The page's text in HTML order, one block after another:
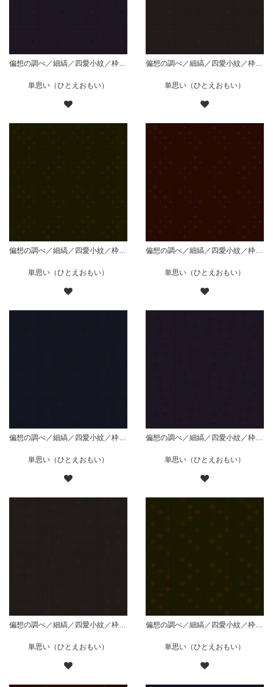
偏想の調べ／細縞／四愛小紋／枠無散り／紫
単思い（ひとえおもい）
偏想の調べ／細縞／四愛小紋／枠無散り／黒
単思い（ひとえおもい）
偏想の調べ／細縞／四愛小紋／枠有斜組／緑
単思い（ひとえおもい）
偏想の調べ／細縞／四愛小紋／枠有斜組／赤
単思い（ひとえおもい）
偏想の調べ／細縞／四愛小紋／枠有斜組／藍
単思い（ひとえおもい）
偏想の調べ／細縞／四愛小紋／枠有斜組／紫
単思い（ひとえおもい）
偏想の調べ／細縞／四愛小紋／枠有斜組／黒
単思い（ひとえおもい）
偏想の調べ／細縞／四愛小紋／枠菱組／緑
単思い（ひとえおもい）